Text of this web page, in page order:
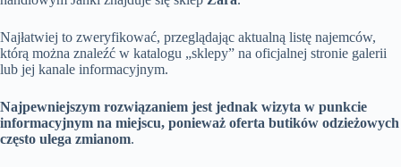
Najłatwiej to zweryfikować, przeglądając aktualną listę najemców,
którą można znaleźć w katalogu „sklepy” na oficjalnej stronie galerii
lub jej kanale informacyjnym.
Najpewniejszym rozwiązaniem jest jednak wizyta w punkcie
informacyjnym na miejscu, ponieważ oferta butików odzieżowych
często ulega zmianom.